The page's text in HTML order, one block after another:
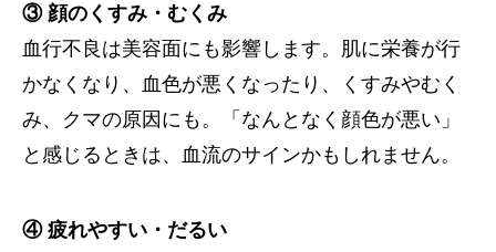
③ 顔のくすみ・むくみ
血行不良は美容面にも影響します。肌に栄養が行
かなくなり、血色が悪くなったり、くすみやむく
み、クマの原因にも。「なんとなく顔色が悪い」
と感じるときは、血流のサインかもしれません。
④ 疲れやすい・だるい